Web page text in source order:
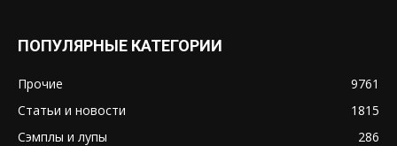
ПОПУЛЯРНЫЕ КАТЕГОРИИ
Прочие
9761
Статьи и новости
1815
Сэмплы и лупы
286